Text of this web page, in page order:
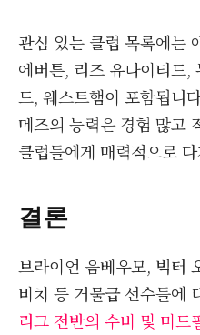
관심 있는 클럽 목록에는
에버튼, 리즈 유나이티드,
드, 웨스트햄이 포함됩니
메즈의 능력은 경험 많고
클럽들에게 매력적으로
결론
브라이언 음베우모, 빅터
비치 등 거물급 선수들에
리그 전반의 수비 및 미드